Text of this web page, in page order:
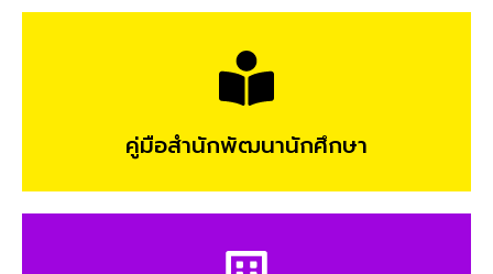
คู่มือสำนักพัฒนานักศึกษา